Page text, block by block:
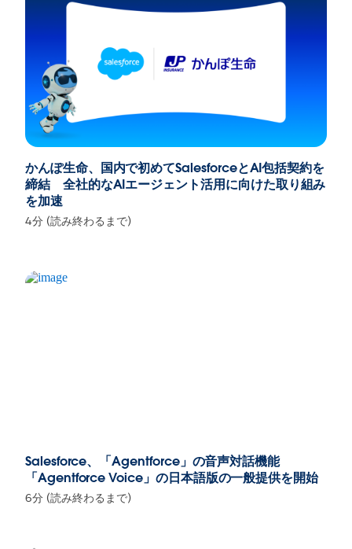
かんぽ生命、国内で初めてSalesforceとAI包括契約を
締結 全社的なAIエージェント活用に向けた取り組み
を加速
4分 (読み終わるまで)
Salesforce、「Agentforce」の音声対話機能
「Agentforce Voice」の日本語版の一般提供を開始
6分 (読み終わるまで)